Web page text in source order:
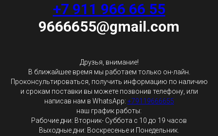
+7 911 966 66 55
9666655@gmail.com
Друзья, внимание!
В ближайшее время мы работаем только он-лайн.
Проконсультироваться, получить информацию по наличию
и срокам поставки вы можете позвонив телефону, или
написав нам в WhatsApp: +79119666655
наш график работы:
Рабочие дни: Вторник- Суббота с 10 до 19 часов
Выходные дни: Воскресенье и Понедельник.